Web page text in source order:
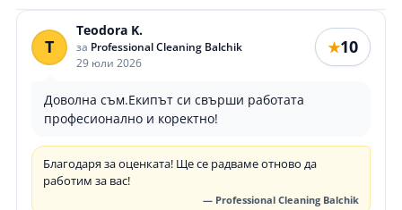
T
Teodora K.
за Professional Cleaning Balchik
29 юли 2026
★10
Доволна съм.Екипът си свърши работата
професионално и коректно!
Благодаря за оценката! Ще се радваме отново да
работим за вас!
— Professional Cleaning Balchik